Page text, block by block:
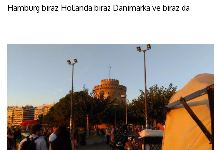
Hamburg biraz Hollanda biraz Danimarka ve biraz da